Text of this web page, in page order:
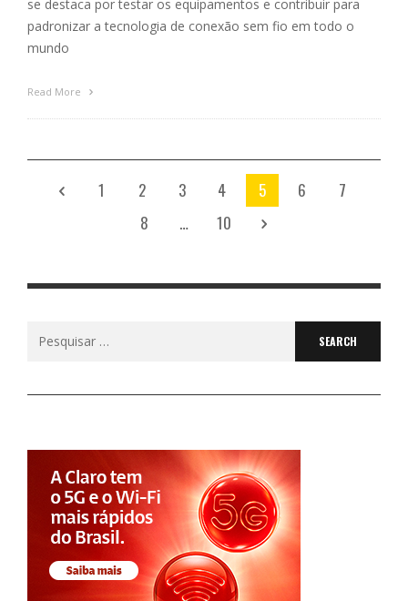
se destaca por testar os equipamentos e contribuir para
padronizar a tecnologia de conexão sem fio em todo o
mundo
Read More
1 2 3 4 5 6
7
8
… 10